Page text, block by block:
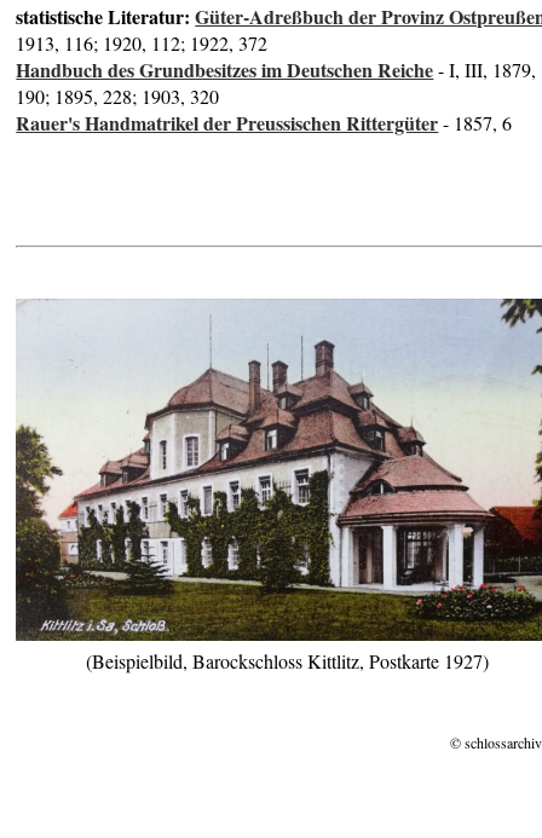
statistische Literatur:Güter-Adreßbuch der Provinz
1913, 116; 1920, 112; 1922, 372
Handbuch des Grundbesitzes im Deutschen Reiche- I, III, 1879,
190; 1895, 228; 1903, 320
Rauer's Handmatrikel der Preussischen Rittergüter- 1857, 6
(Beispielbild, Barockschloss Kittlitz, Postkarte 1927)
©